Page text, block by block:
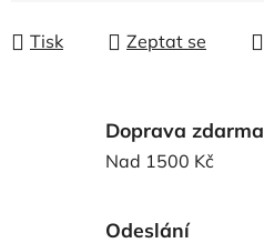
Tisk Zeptat se
Doprava zdarma
Nad 1500 Kč
Odeslání